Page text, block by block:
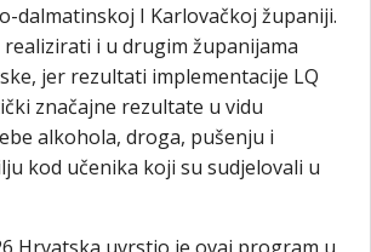
dalmatinskoj I Karlovačkoj županiji.
i u drugim županijama
jer rezultati implementacije LQ
značajne rezultate u vidu
alkohola, droga, pušenju i
kod učenika koji su sudjelovali u